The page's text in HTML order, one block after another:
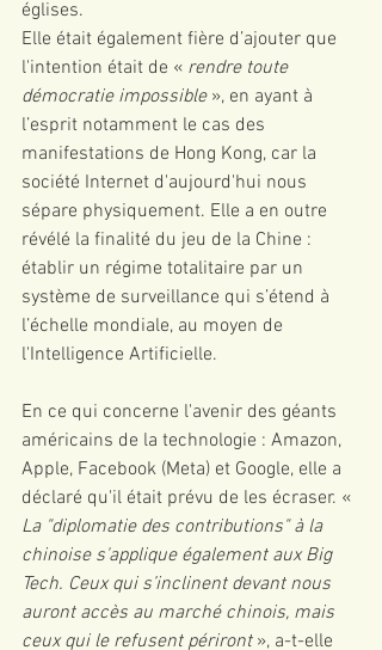
églises.
Elle était également fière d’ajouter que
l'intention était de « rendre toute
démocratie impossible », en ayant à
l’esprit notamment le cas des
manifestations de Hong Kong, car la
société Internet d'aujourd'hui nous
sépare physiquement. Elle a en outre
révélé la finalité du jeu de la Chine :
établir un régime totalitaire par un
système de surveillance qui s’étend à
l’échelle mondiale, au moyen de
l'Intelligence Artificielle.
En ce qui concerne l'avenir des géants
américains de la technologie : Amazon,
Apple, Facebook (Meta) et Google, elle a
déclaré qu'il était prévu de les écraser. «
La "diplomatie des contributions" à la
chinoise s'applique également aux Big
Tech. Ceux qui s’inclinent devant nous
auront accès au marché chinois, mais
ceux qui le refusent périront », a-t-elle